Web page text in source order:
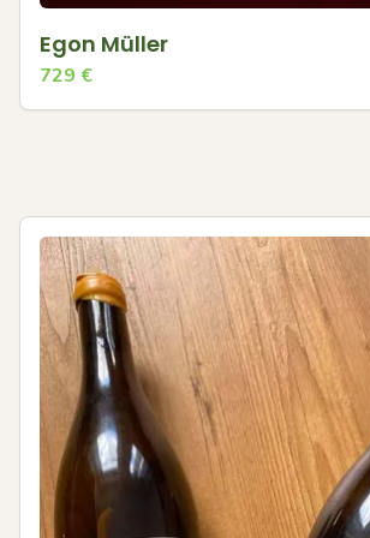
Egon Müller
729 €